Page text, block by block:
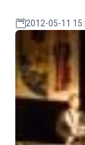
2012-05-11